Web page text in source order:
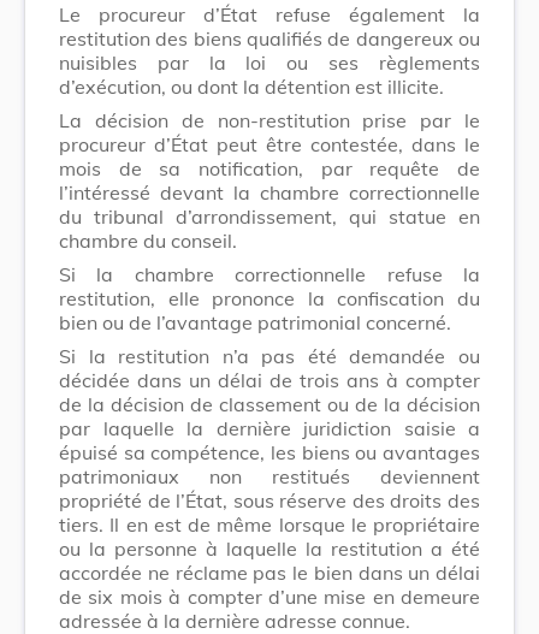
Le procureur d’État refuse également la
restitution des biens qualifiés de dangereux ou
nuisibles par la loi ou ses règlements
d’exécution, ou dont la détention est illicite.
La décision de non-restitution prise par le
procureur d’État peut être contestée, dans le
mois de sa notification, par requête de
l’intéressé devant la chambre correctionnelle
du tribunal d’arrondissement, qui statue en
chambre du conseil.
Si la chambre correctionnelle refuse la
restitution, elle prononce la confiscation du
bien ou de l’avantage patrimonial concerné.
Si la restitution n’a pas été demandée ou
décidée dans un délai de trois ans à compter
de la décision de classement ou de la décision
par laquelle la dernière juridiction saisie a
épuisé sa compétence, les biens ou avantages
patrimoniaux non restitués deviennent
propriété de l’État, sous réserve des droits des
tiers. Il en est de même lorsque le propriétaire
ou la personne à laquelle la restitution a été
accordée ne réclame pas le bien dans un délai
de six mois à compter d’une mise en demeure
adressée à la dernière adresse connue.